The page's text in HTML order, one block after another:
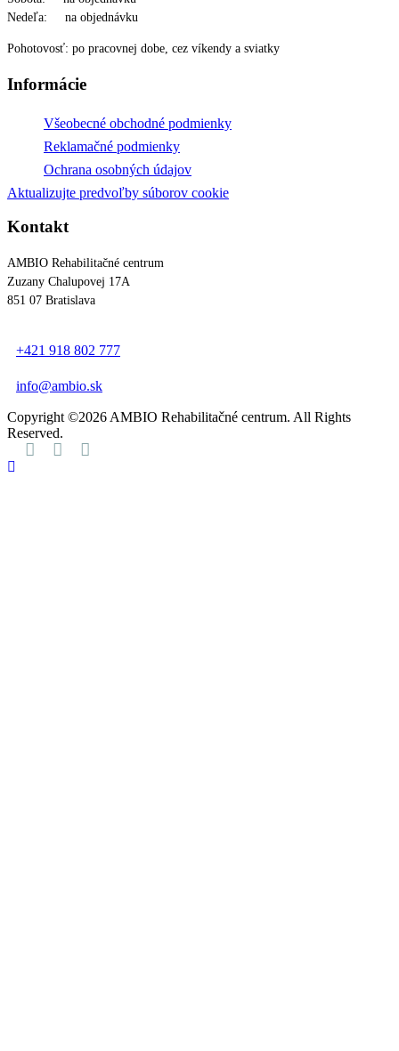
Nedeľa: na objednávku
Pohotovosť: po pracovnej dobe, cez víkendy a sviatky
Informácie
Všeobecné obchodné podmienky
Reklamačné podmienky
Ochrana osobných údajov
Aktualizujte predvoľby súborov cookie
Kontakt
AMBIO Rehabilitačné centrum
Zuzany Chalupovej 17A
851 07 Bratislava
+421 918 802 777
info@ambio.sk
Copyright ©2026 AMBIO Rehabilitačné centrum. All Rights
Reserved.